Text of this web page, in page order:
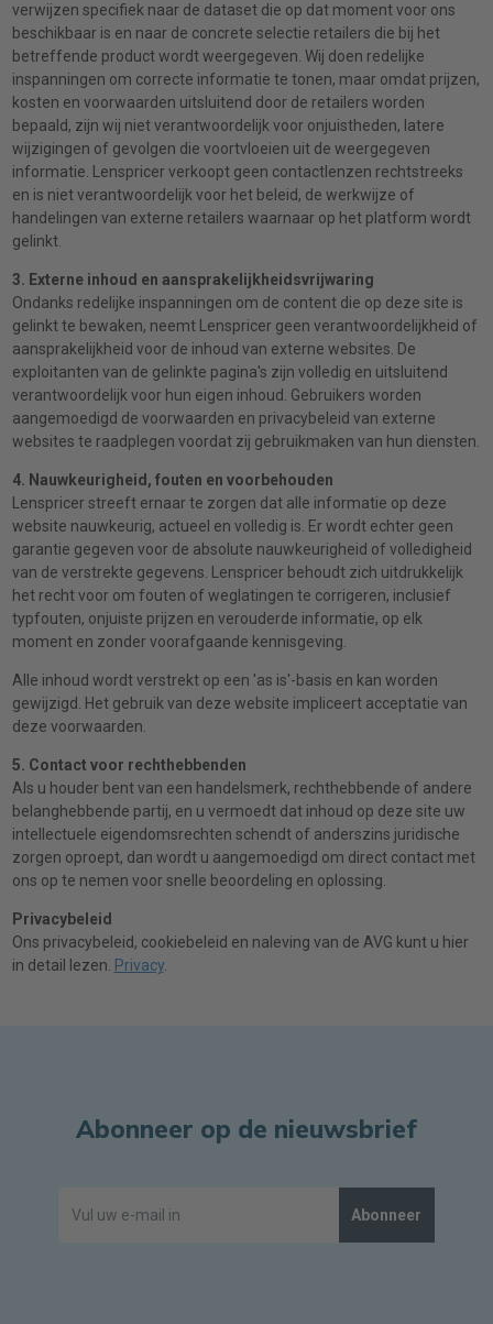
verwijzen specifiek naar de dataset die op dat moment voor ons
beschikbaar is en naar de concrete selectie retailers die bij het
betreffende product wordt weergegeven. Wij doen redelijke
inspanningen om correcte informatie te tonen, maar omdat prijzen,
kosten en voorwaarden uitsluitend door de retailers worden
bepaald, zijn wij niet verantwoordelijk voor onjuistheden, latere
wijzigingen of gevolgen die voortvloeien uit de weergegeven
informatie. Lenspricer verkoopt geen contactlenzen rechtstreeks
en is niet verantwoordelijk voor het beleid, de werkwijze of
handelingen van externe retailers waarnaar op het platform wordt
gelinkt.
3. Externe inhoud en aansprakelijkheidsvrijwaring
Ondanks redelijke inspanningen om de content die op deze site is
gelinkt te bewaken, neemt Lenspricer geen verantwoordelijkheid of
aansprakelijkheid voor de inhoud van externe websites. De
exploitanten van de gelinkte pagina's zijn volledig en uitsluitend
verantwoordelijk voor hun eigen inhoud. Gebruikers worden
aangemoedigd de voorwaarden en privacybeleid van externe
websites te raadplegen voordat zij gebruikmaken van hun diensten.
4. Nauwkeurigheid, fouten en voorbehouden
Lenspricer streeft ernaar te zorgen dat alle informatie op deze
website nauwkeurig, actueel en volledig is. Er wordt echter geen
garantie gegeven voor de absolute nauwkeurigheid of volledigheid
van de verstrekte gegevens. Lenspricer behoudt zich uitdrukkelijk
het recht voor om fouten of weglatingen te corrigeren, inclusief
typfouten, onjuiste prijzen en verouderde informatie, op elk
moment en zonder voorafgaande kennisgeving.
Alle inhoud wordt verstrekt op een 'as is'-basis en kan worden
gewijzigd. Het gebruik van deze website impliceert acceptatie van
deze voorwaarden.
5. Contact voor rechthebbenden
Als u houder bent van een handelsmerk, rechthebbende of andere
belanghebbende partij, en u vermoedt dat inhoud op deze site uw
intellectuele eigendomsrechten schendt of anderszins juridische
zorgen oproept, dan wordt u aangemoedigd om direct contact met
ons op te nemen voor snelle beoordeling en oplossing.
Privacybeleid
Ons privacybeleid, cookiebeleid en naleving van de AVG kunt u hier
in detail lezen. Privacy.
Abonneer op de nieuwsbrief
Abonneer